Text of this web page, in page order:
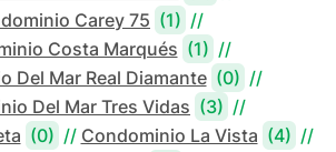
Carey 75 (1) //
Costa Marqués (1) //
Del Mar Real Diamante (0) //
Del Mar Tres Vidas (3) //
(0) // Condominio La Vista (4) //